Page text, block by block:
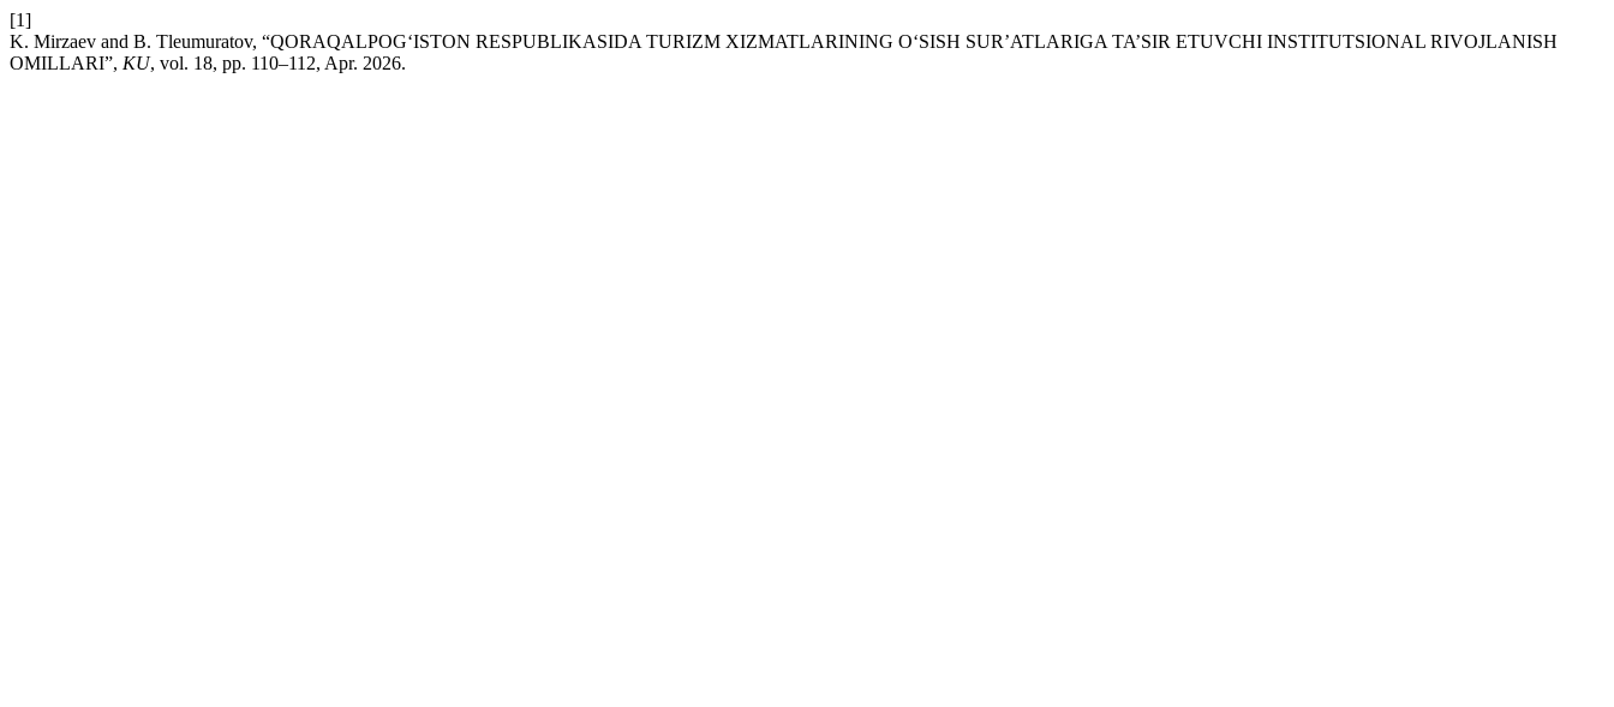
[1]
K. Mirzaev and B. Tleumuratov, “QORAQALPOG‘ISTON RESPUBLIKASIDA TURIZM XIZMATLARINING O‘SISH SUR’ATLARIGA TA’SIR ETUVCHI INSTITUTSIONAL RIVOJLANISH
OMILLARI”, KU, vol. 18, pp. 110–112, Apr. 2026.